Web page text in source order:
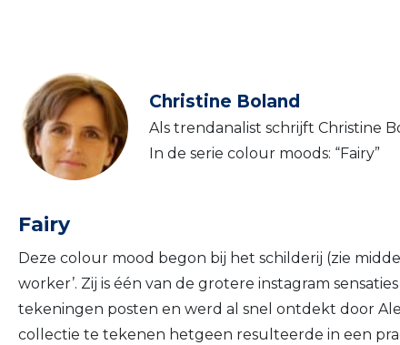
Christine Boland
Als trendanalist schrijft Christine
In de serie colour moods: “Fairy”
Fairy
Deze colour mood begon bij het schilderij (zie
worker’. Zij is één van de grotere instagram
tekeningen posten en werd al snel ontdekt door
collectie te tekenen hetgeen resulteerde in een